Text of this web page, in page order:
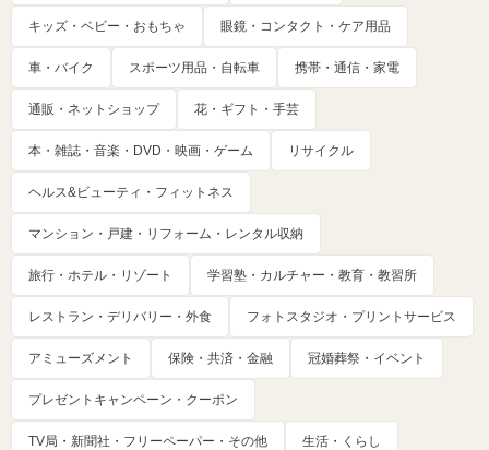
キッズ・ベビー・おもちゃ 眼鏡・コンタクト・ケア用品
車・バイク スポーツ用品・自転車 携帯・通信・家電
通販・ネットショップ 花・ギフト・手芸
本・雑誌・音楽・DVD・映画・ゲーム リサイクル
ヘルス&ビューティ・フィットネス
マンション・戸建・リフォーム・レンタル収納
旅行・ホテル・リゾート 学習塾・カルチャー・教育・教習所
レストラン・デリバリー・外食 フォトスタジオ・プリントサービス
アミューズメント 保険・共済・金融 冠婚葬祭・イベント
プレゼントキャンペーン・クーポン
TV局・新聞社・フリーペーパー・その他 生活・くらし